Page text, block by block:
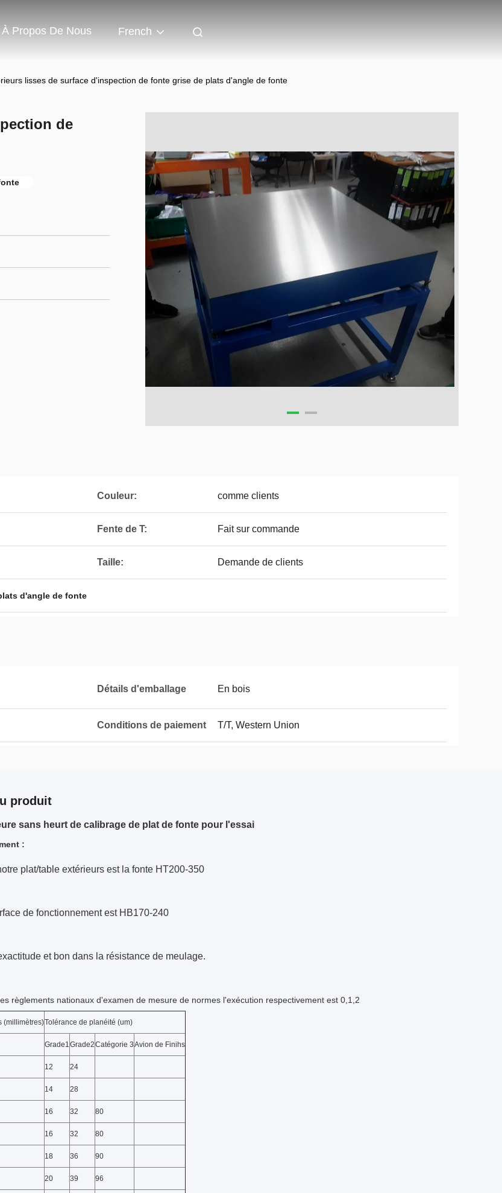
À Propos De Nous French
lisses de surface d'inspection de fonte grise de plats d'angle de fonte
de
Couleur: comme clients
Fente de T: Fait sur commande
Taille: Demande de clients
d'angle de fonte
Détails d'emballage En bois
Conditions de paiement T/T, Western Union
produit
sans heurt de calibrage de plat de fonte pour l'essai
:
plat/table extérieurs est la fonte HT200-350
de fonctionnement est HB170-240
et bon dans la résistance de meulage.
règlements nationaux d'examen de mesure de normes l'exécution respectivement est 0,1,2
(millimètres)Tolérance de planéité (um)
Grade1Grade2Catégorie 3Avion de Finihs
12 24
14 28
16 32 80
16 32 80
18 36 90
20 39 96